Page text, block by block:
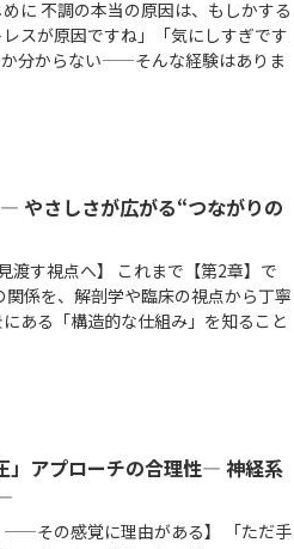
に 不調の本当の原因は、もしかする
スが原因ですね」「気にしすぎです
分からない——そんな経験はありま
やさしさが広がる“つながりの
渡す視点へ】 これまで【第2章】で
係を、解剖学や臨床の視点から丁寧
ある「構造的な仕組み」を知ること
」アプローチの合理性― 神経系
——その感覚に理由がある】 「ただ手